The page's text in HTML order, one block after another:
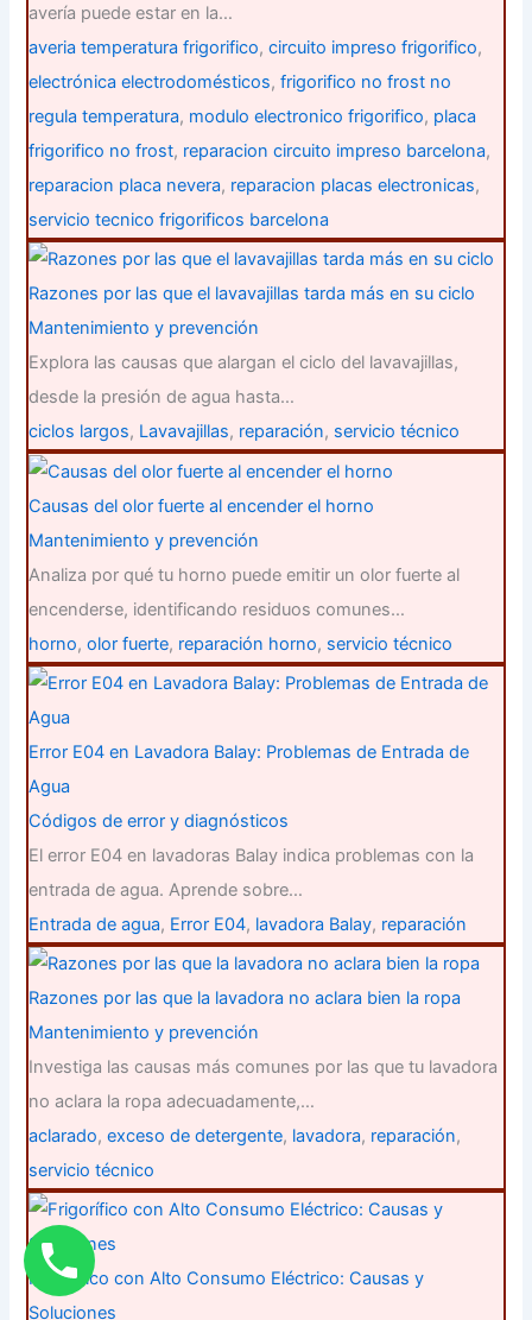
avería puede estar en la…
averia temperatura frigorifico,circuito impreso frigorifico,
electrónica electrodomésticos,frigorifico no frost no
regula temperatura, modulo electronico frigorifico, placa
frigorifico no frost, reparacion circuito impreso barcelona,
reparacion placa nevera, reparacion placas electronicas,
servicio tecnico frigorificos barcelona
Razones por las que el lavavajillas tarda más en su ciclo
Mantenimiento y prevención
Explora las causas que alargan el ciclo del lavavajillas,
desde la presión de agua hasta…
ciclos largos, Lavavajillas, reparación, servicio técnico
Causas del olor fuerte al encender el horno
Mantenimiento y prevención
Analiza por qué tu horno puede emitir un olor fuerte al
encenderse, identificando residuos comunes…
horno,olor fuerte, reparación horno, servicio técnico
Error E04 en Lavadora Balay: Problemas de Entrada de
Agua
Códigos de error y diagnósticos
El error E04 en lavadoras Balay indica problemas con la
entrada de agua. Aprende sobre…
Entrada de agua, Error E04, lavadora Balay, reparación
Razones por las que la lavadora no aclara bien la ropa
Mantenimiento y prevención
Investiga las causas más comunes por las que tu lavadora
no aclara la ropa adecuadamente,…
aclarado,exceso de detergente, lavadora, reparación,
servicio técnico
Frigorífico con Alto Consumo Eléctrico: Causas y
Soluciones